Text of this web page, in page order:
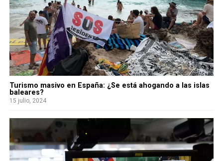
Turismo masivo en España: ¿Se está ahogando a las islas
baleares?
15 julio, 2024